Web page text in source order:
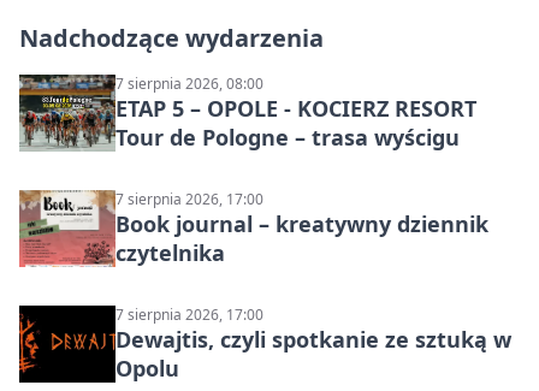
Nadchodzące wydarzenia
7 sierpnia 2026, 08:00
ETAP 5 – OPOLE - KOCIERZ RESORT
Tour de Pologne – trasa wyścigu
7 sierpnia 2026, 17:00
Book journal – kreatywny dziennik
czytelnika
7 sierpnia 2026, 17:00
Dewajtis, czyli spotkanie ze sztuką w
Opolu